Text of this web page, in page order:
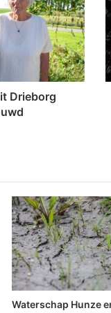
Drieborg
e
m
u
i
z
t
S
t
e
r
r
e
b
o
Waterschap Hunze